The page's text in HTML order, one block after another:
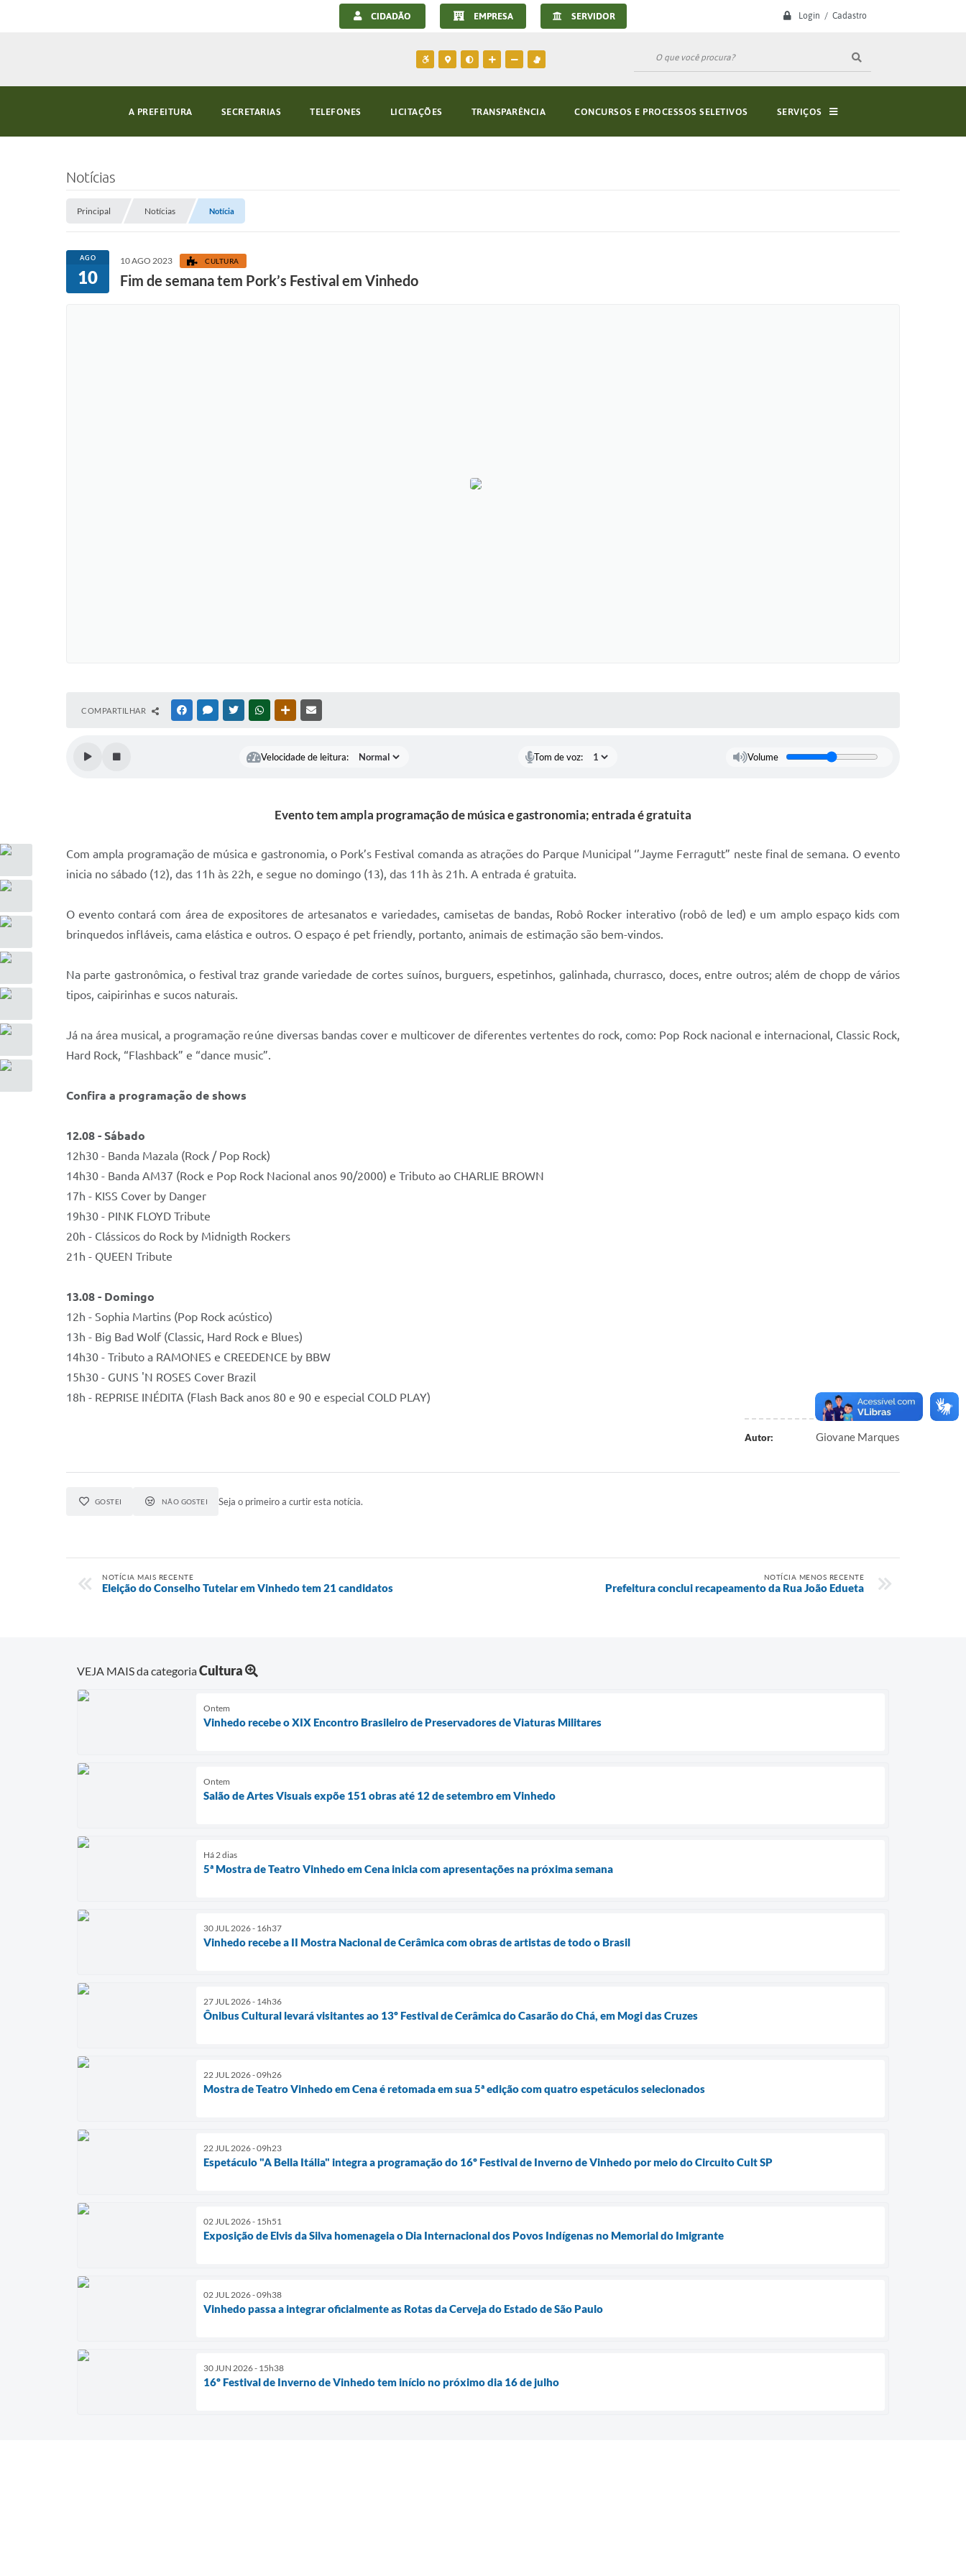
Login / Cadastro
CIDADÃO EMPRESA SERVIDOR
A PREFEITURA SECRETARIAS TELEFONES LICITAÇÕES TRANSPARÊNCIA CONCURSOS E PROCESSOS SELETIVOS SERVIÇOS
Notícias
Principal Notícias Notícia
AGO
10
10 AGO 2023 CULTURA
Fim de semana tem Pork’s Festival em Vinhedo
COMPARTILHAR FACEBOOKMESSENGER
TWITTERWHATSAPPOUTRAS MÍDIAS
Velocidade de leitura: Tom de voz: Volume
Evento tem ampla programação de música e gastronomia; entrada é gratuita
Com ampla programação de música e gastronomia, o Pork’s Festival comanda as atrações do Parque Municipal ‘’Jayme Ferragutt” neste final de semana. O evento
inicia no sábado (12), das 11h às 22h, e segue no domingo (13), das 11h às 21h. A entrada é gratuita.
O evento contará com área de expositores de artesanatos e variedades, camisetas de bandas, Robô Rocker interativo (robô de led) e um amplo espaço kids com
brinquedos infláveis, cama elástica e outros. O espaço é pet friendly, portanto, animais de estimação são bem-vindos.
Na parte gastronômica, o festival traz grande variedade de cortes suínos, burguers, espetinhos, galinhada, churrasco, doces, entre outros; além de chopp de vários
tipos, caipirinhas e sucos naturais.
Já na área musical, a programação reúne diversas bandas cover e multicover de diferentes vertentes do rock, como: Pop Rock nacional e internacional, Classic Rock,
Hard Rock, “Flashback” e “dance music”.
Confira a programação de shows
12.08 - Sábado
12h30 - Banda Mazala (Rock / Pop Rock)
14h30 - Banda AM37 (Rock e Pop Rock Nacional anos 90/2000) e Tributo ao CHARLIE BROWN
17h - KISS Cover by Danger
19h30 - PINK FLOYD Tribute
20h - Clássicos do Rock by Midnigth Rockers
21h - QUEEN Tribute
13.08 - Domingo
12h - Sophia Martins (Pop Rock acústico)
13h - Big Bad Wolf (Classic, Hard Rock e Blues)
14h30 - Tributo a RAMONES e CREEDENCE by BBW
15h30 - GUNS 'N ROSES Cover Brazil
18h - REPRISE INÉDITA (Flash Back anos 80 e 90 e especial COLD PLAY)
Autor: Giovane Marques
GOSTEI NÃO GOSTEI Seja o primeiro a curtir esta notícia.
NOTÍCIA MAIS RECENTE
Eleição do Conselho Tutelar em Vinhedo tem 21 candidatos
NOTÍCIA MENOS RECENTE
Prefeitura conclui recapeamento da Rua João Edueta
VEJA MAIS da categoriaCultura
Ontem
Vinhedo recebe o XIX Encontro Brasileiro de Preservadores de Viaturas Militares
Ontem
Salão de Artes Visuais expõe 151 obras até 12 de setembro em Vinhedo
Há 2 dias
5ª Mostra de Teatro Vinhedo em Cena inicia com apresentações na próxima semana
30 JUL 2026 - 16h37
Vinhedo recebe a II Mostra Nacional de Cerâmica com obras de artistas de todo o Brasil
27 JUL 2026 - 14h36
Ônibus Cultural levará visitantes ao 13º Festival de Cerâmica do Casarão do Chá, em Mogi das Cruzes
22 JUL 2026 - 09h26
Mostra de Teatro Vinhedo em Cena é retomada em sua 5ª edição com quatro espetáculos selecionados
22 JUL 2026 - 09h23
Espetáculo "A Bella Itália" integra a programação do 16º Festival de Inverno de Vinhedo por meio do Circuito Cult SP
02 JUL 2026 - 15h51
Exposição de Elvis da Silva homenageia o Dia Internacional dos Povos Indígenas no Memorial do Imigrante
02 JUL 2026 - 09h38
Vinhedo passa a integrar oficialmente as Rotas da Cerveja do Estado de São Paulo
30 JUN 2026 - 15h38
16º Festival de Inverno de Vinhedo tem início no próximo dia 16 de julho